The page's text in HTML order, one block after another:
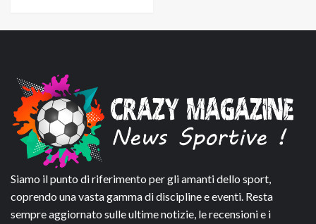
Siamo il punto di riferimento per gli amanti dello sport,
coprendo una vasta gamma di discipline e eventi. Resta
sempre aggiornato sulle ultime notizie, le recensioni e i